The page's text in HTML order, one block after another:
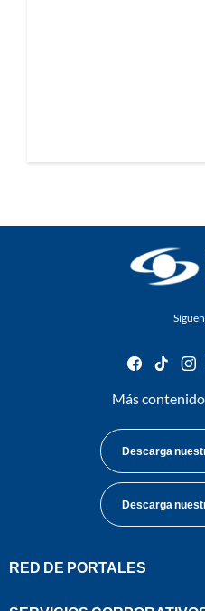
facebook
tiktok
Más
Descarga
Descarga
RED DE PORTALES